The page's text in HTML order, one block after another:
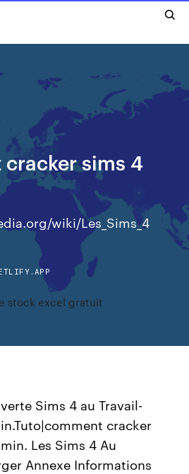
sims 4
wiki/Les_Sims_4
stock excel gratuit
Sims 4 au Travail-
cracker
Les Sims 4 Au
Annexe Informations